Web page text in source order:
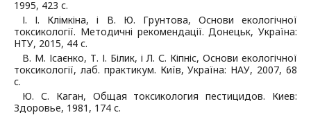
1995, 423 с.
І. І. Клімкіна, і В. Ю. Грунтова, Основи екологічної
токсикології. Методичні рекомендації. Донецьк, Україна:
НТУ, 2015, 44 с.
В. М. Ісаєнко, Т. І. Білик, і Л. С. Кіпніс, Основи екологічної
токсикології, лаб. практикум. Київ, Україна: НАУ, 2007, 68
с.
Ю. С. Каган, Общая токсикология пестицидов. Киев:
Здоровье, 1981, 174 с.